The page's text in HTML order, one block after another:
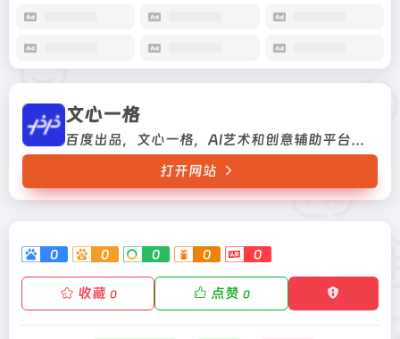
文心一格
百度出品，文心一格，AI艺术和创意辅助平台，依托飞桨、文心大模型的技术创新推出的“AI作画”产品，可轻松驾驭多种风格，人人皆可“一语成画”
打开网站
0 0 0 0 0
收藏 0 点赞 0